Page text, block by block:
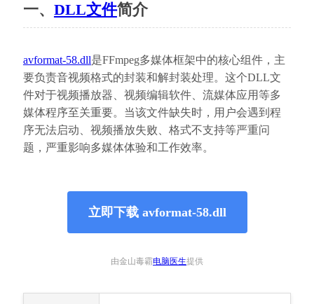
一、 DLL文件简介
avformat-58.dll是FFmpeg多媒体框架中的核心组件，主
要负责音视频格式的封装和解封装处理。这个DLL文
件对于视频播放器、视频编辑软件、流媒体应用等多
媒体程序至关重要。当该文件缺失时，用户会遇到程
序无法启动、视频播放失败、格式不支持等严重问
题，严重影响多媒体体验和工作效率。
立即下载 avformat-58.dll
由金山毒霸电脑医生提供